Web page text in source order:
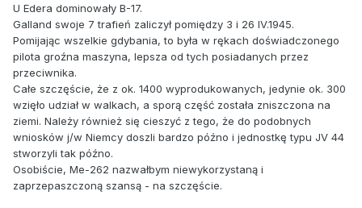
U Edera dominowały B-17.
Galland swoje 7 trafień zaliczył pomiędzy 3 i 26 IV.1945.
Pomijając wszelkie gdybania, to była w rękach doświadczonego
pilota groźna maszyna, lepsza od tych posiadanych przez
przeciwnika.
Całe szczęście, że z ok. 1400 wyprodukowanych, jedynie ok. 300
wzięło udział w walkach, a sporą część została zniszczona na
ziemi. Należy również się cieszyć z tego, że do podobnych
wniosków j/w Niemcy doszli bardzo późno i jednostkę typu JV 44
stworzyli tak późno.
Osobiście, Me-262 nazwałbym niewykorzystaną i
zaprzepaszczoną szansą - na szczęście.